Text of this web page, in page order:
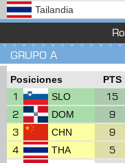
Tailandia
GRUPO A
Posiciones PTS
1 SLO 15
2
DOM 9
3
CHN 9
4
THA 5